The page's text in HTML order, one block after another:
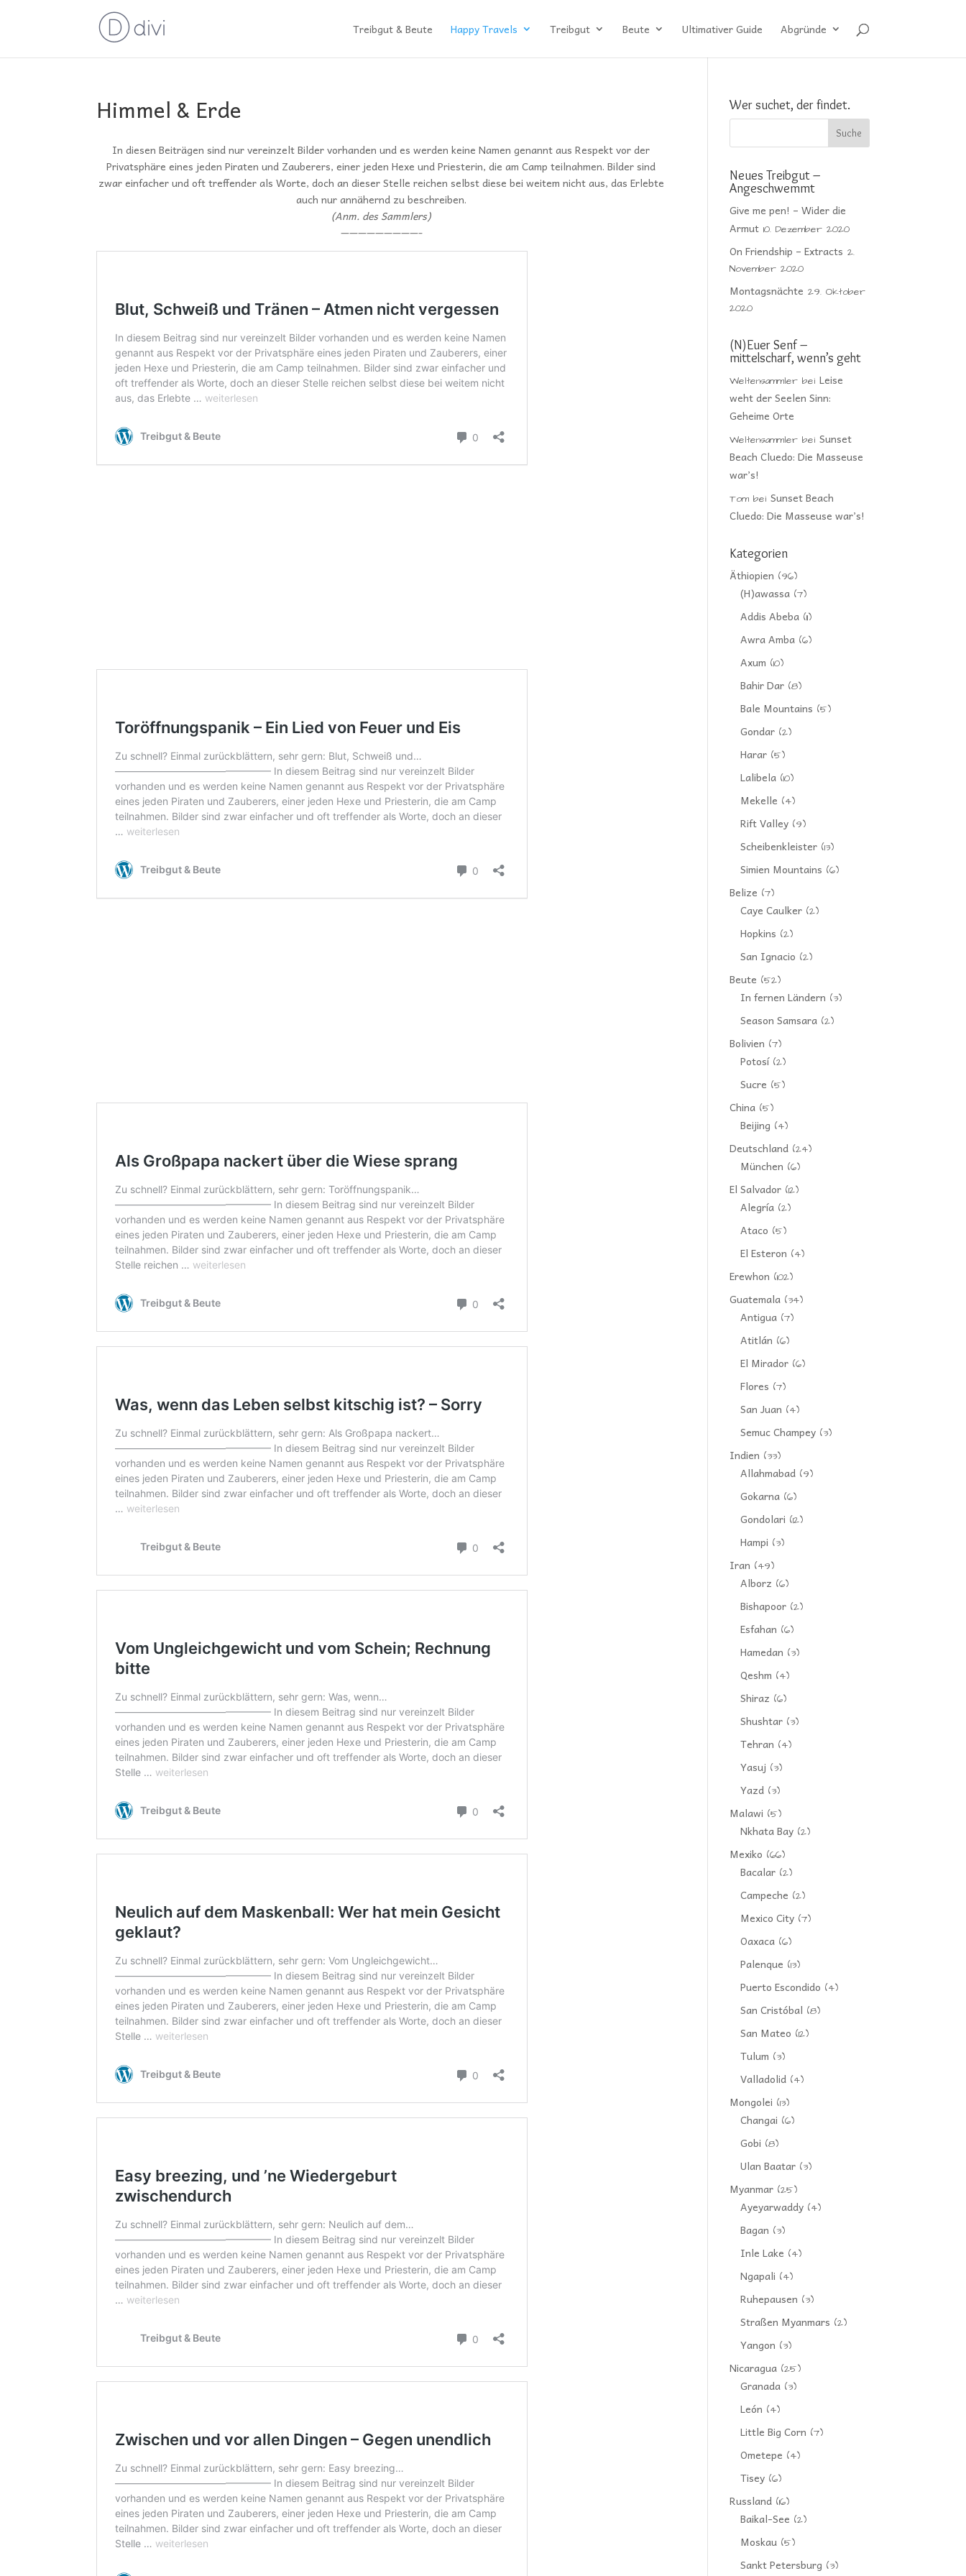
Treibgut & Beute Happy Travels Treibgut Beute Ultimativer Guide Abgründe
Himmel & Erde
In diesen Beiträgen sind nur vereinzelt Bilder vorhanden und es werden keine Namen genannt aus Respekt vor der
Privatsphäre eines jeden Piraten und Zauberers, einer jeden Hexe und Priesterin, die am Camp teilnahmen. Bilder sind
zwar einfacher und oft treffender als Worte, doch an dieser Stelle reichen selbst diese bei weitem nicht aus, das Erlebte
auch nur annähernd zu beschreiben.
(Anm. des Sammlers)
—————————-
Wer suchet, der findet.
Neues Treibgut –
Angeschwemmt
Give me pen! – Wider die
Armut 10. Dezember 2020
On Friendship – Extracts 2.
November 2020
Montagsnächte 29. Oktober
2020
(N)Euer Senf –
mittelscharf, wenn’s geht
Weltensammler beiLeise
weht der Seelen Sinn:
Geheime Orte
Weltensammler beiSunset
Beach Cluedo: Die Masseuse
war’s!
Tom beiSunset Beach
Cluedo: Die Masseuse war’s!
Kategorien
Äthiopien (96)
(H)awassa (7)
Addis Abeba (11)
Awra Amba (6)
Axum (10)
Bahir Dar (8)
Bale Mountains (5)
Gondar (2)
Harar (5)
Lalibela (10)
Mekelle (4)
Rift Valley (9)
Scheibenkleister (13)
Simien Mountains (6)
Belize (7)
Caye Caulker (2)
Hopkins (2)
San Ignacio (2)
Beute (52)
In fernen Ländern (3)
Season Samsara (2)
Bolivien (7)
Potosí(2)
Sucre (5)
China (5)
Beijing (4)
Deutschland (24)
München (6)
El Salvador (12)
Alegría (2)
Ataco (5)
El Esteron (4)
Erewhon (102)
Guatemala (34)
Antigua (7)
Atitlán (6)
El Mirador (6)
Flores (7)
San Juan (4)
Semuc Champey (3)
Indien (33)
Allahmabad (9)
Gokarna (6)
Gondolari (12)
Hampi (3)
Iran (49)
Alborz (6)
Bishapoor (2)
Esfahan (6)
Hamedan (3)
Qeshm (4)
Shiraz (6)
Shushtar (3)
Tehran (4)
Yasuj (3)
Yazd (3)
Malawi (5)
Nkhata Bay (2)
Mexiko (66)
Bacalar (2)
Campeche (2)
Mexico City (7)
Oaxaca (6)
Palenque (13)
Puerto Escondido (4)
San Cristóbal (8)
San Mateo (12)
Tulum (3)
Valladolid (4)
Mongolei (13)
Changai (6)
Gobi (8)
Ulan Baatar (3)
Myanmar (25)
Ayeyarwaddy (4)
Bagan (3)
Inle Lake (4)
Ngapali (4)
Ruhepausen (3)
Straßen Myanmars (2)
Yangon (3)
Nicaragua (25)
Granada (3)
León (4)
Little Big Corn (7)
Ometepe (4)
Tisey (6)
Russland (16)
Baikal-See (2)
Moskau (5)
Sankt Petersburg (3)